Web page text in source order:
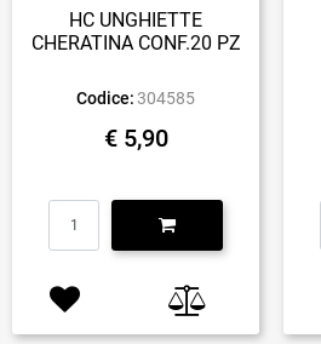
HC UNGHIETTE
CHERATINA CONF.20 PZ
Codice: 304585
€ 5,90
Quantità